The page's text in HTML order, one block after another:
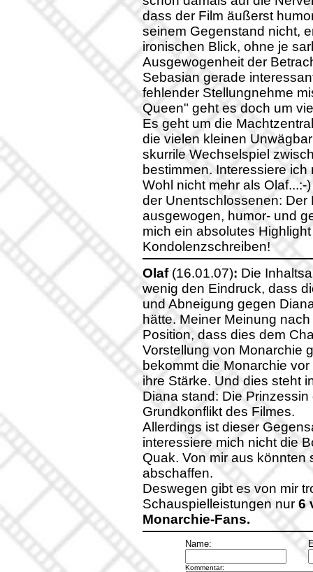
dass der Film äußerst
seinem Gegenstand nicht,
ironischen Blick, ohne je
Ausgewogenheit der
Sebasian gerade
fehlender Stellungnehme
Queen" geht es doch um
Es geht um die
die vielen kleinen
skurrile Wechselspiel
bestimmen. Interessiere
Wohl nicht mehr als
der Unentschlossenen:
ausgewogen, humor- und
mich ein absolutes
Kondolenzschreiben!
Olaf(16.01.07): Die
wenig den Eindruck, dass
und Abneigung gegen
hätte. Meiner Meinung
Position, dass dies dem
Vorstellung von Monarchie
bekommt die Monarchie
ihre Stärke. Und dies steht
Diana stand: Die
Grundkonflikt des Filmes.
Allerdings ist dieser
interessiere mich nicht die
Quak. Von mir aus
abschaffen.
Deswegen gibt es von mir
Schauspielleistungen nur 6
Monarchie-Fans.
Name:
Kommentar: